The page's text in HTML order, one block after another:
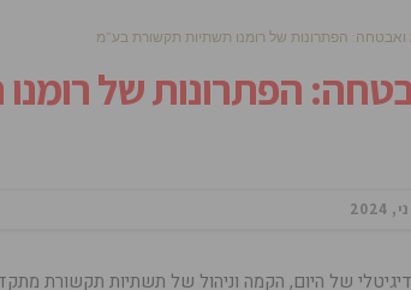
ואבטחה: הפתרונות של רומנו תשתיות תקשורת בע”מ
הפתרונות של
של היום, הקמה וניהול של תשתיות תקשורת